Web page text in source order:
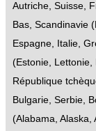
Autriche, Suisse,
Bas, Scandinavie (
Espagne, Italie,
(Estonie, Lettonie,
République
Bulgarie, Serbie,
(Alabama, Alaska,